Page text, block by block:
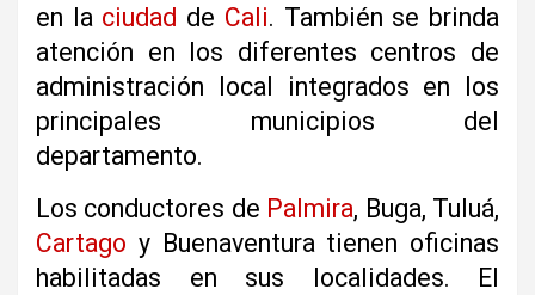
en la ciudad de Cali. También se brinda
atención en los diferentes centros de
administración local integrados en los
principales municipios del
departamento.
Los conductores de Palmira, Buga, Tuluá,
Cartago y Buenaventura tienen oficinas
habilitadas en sus localidades. El